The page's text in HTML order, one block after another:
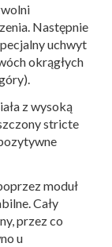
Następnie
uchwyt
okrągłych
z wysoką
stricte
moduł
Cały
przez co
u